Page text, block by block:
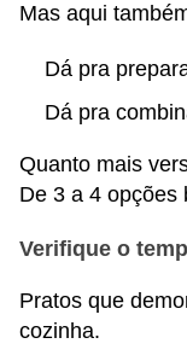
Mas aqui
Dá pra
Dá pra
Quanto mais
De 3 a 4 opções
Verifique o
Pratos que
cozinha.